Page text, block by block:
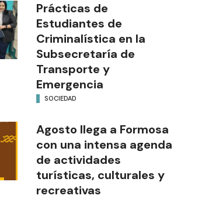
Prácticas de
Estudiantes de
Criminalística en la
Subsecretaría de
Transporte y
Emergencia
SOCIEDAD
Agosto llega a Formosa
con una intensa agenda
de actividades
turísticas, culturales y
recreativas